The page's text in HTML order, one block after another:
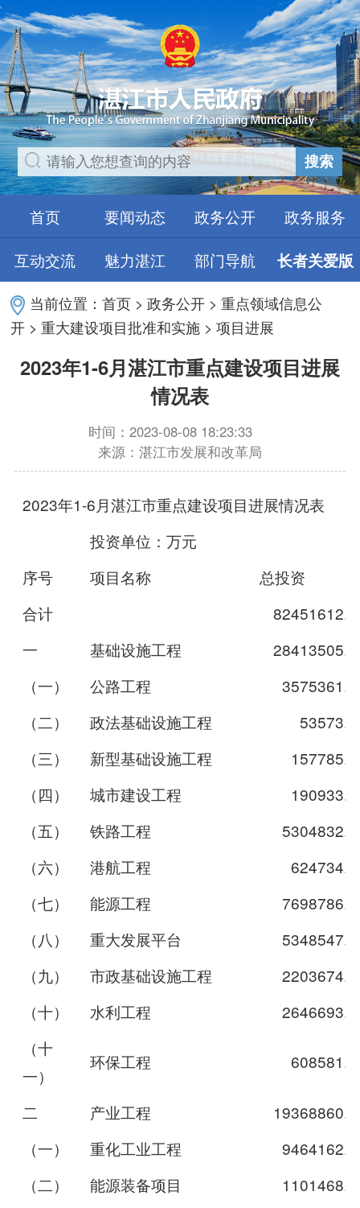
搜索
首页 要闻动态 政务公开
政务服务
互动交流
魅力湛江 部门导航 长者关爱版
当前位置：首页 >政务公开 >重点领域信息公
开 >重大建设项目批准和实施 >项目进展
2023年1-6月湛江市重点建设项目进展
情况表
时间：2023-08-08 18:23:33
来源：湛江市发展和改革局
2023年1-6月湛江市重点建设项目进展情况表
投资单位：万元
序号
项目名称
总投资
合计
一
基础设施工程
（一）
公路工程
（二）
政法基础设施工程
（三）
新型基础设施工程
（四）
城市建设工程
（五）
铁路工程
（六）
港航工程
（七）
能源工程
（八）
重大发展平台
（九）
市政基础设施工程
（十）
水利工程
（十
一）
环保工程
二 产业工程
（一）
重化工业工程
（二）
能源装备项目